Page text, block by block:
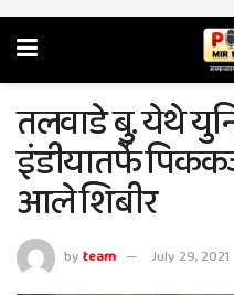
तलवाडे बु. येथे
इंडीयातर्फे
आले शिबीर
byteam July 29, 2021